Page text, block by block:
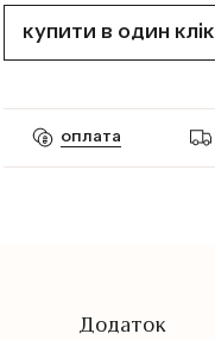
купити в один клік
оплата
Додаток